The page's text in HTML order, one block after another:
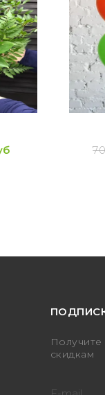
Получите
скидкам